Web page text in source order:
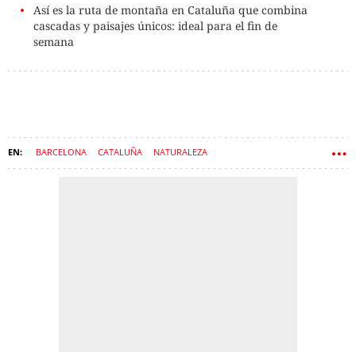
Así es la ruta de montaña en Cataluña que combina
cascadas y paisajes únicos: ideal para el fin de
semana
BARCELONA CATALUÑA NATURALEZA